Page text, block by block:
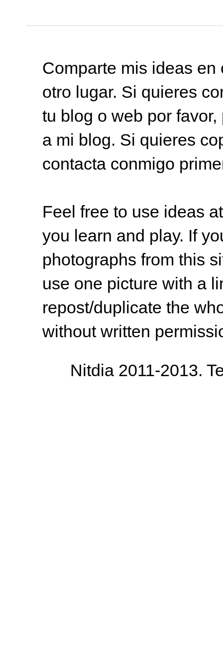
Comparte mis ideas
otro lugar. Si quieres
tu blog o web por
a mi blog. Si quieres
contacta conmigo
Feel free to use ideas
you learn and play. If
photographs from this
use one picture with a
repost/duplicate the
without written
Nitdia 2011-2013.